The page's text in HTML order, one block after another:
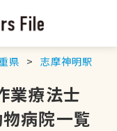
県 志摩神明駅
業療法士
物病院一覧